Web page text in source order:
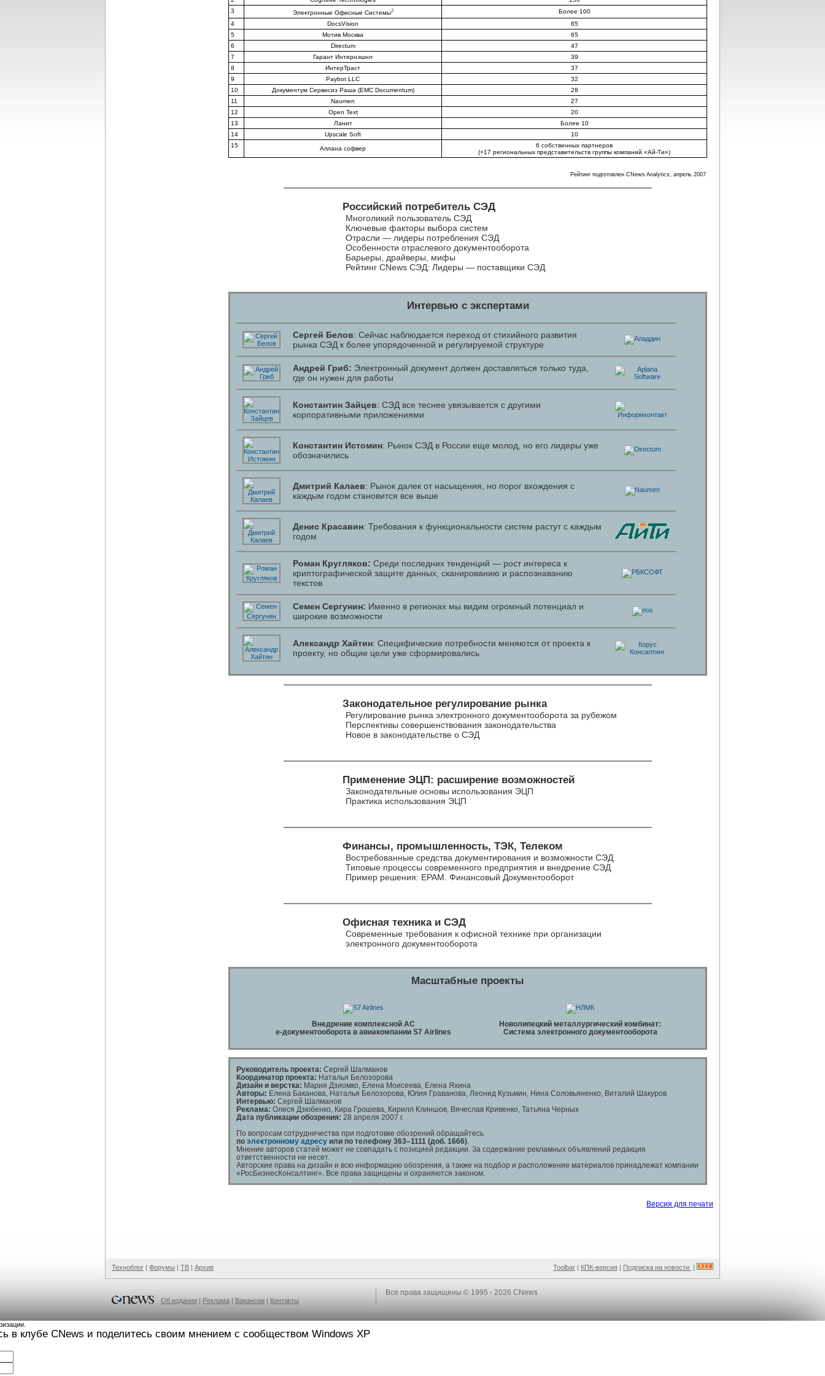
3
Электронные Офисные Системы2
Более 100
4
DocsVision
65
5
Мотив Москва
65
6
Directum
47
7
Гарант Интернэшнл
39
8
ИнтерТраст
37
9
Paybot LLC
32
10
Документум Сервисиз Раша (EMC Documentum)
28
11
Naumen
27
12
Open Text
20
13
Ланит
Более 10
14
Upscale Soft
10
15
Аплана софвер
6 собственных партнеров
(+17 региональных представительств группы компаний «Ай-Ти»)
Рейтинг подготовлен CNews Analytics, апрель 2007
Российский потребитель СЭД
Многоликий пользователь СЭД
Ключевые факторы выбора систем
Отрасли — лидеры потребления СЭД
Особенности отраслевого документооборота
Барьеры, драйверы, мифы
Рейтинг CNews СЭД: Лидеры — поставщики СЭД
Интервью с экспертами
Сергей Белов: Сейчас наблюдается переход от стихийного развития
рынка СЭД к более упорядоченной и регулируемой структуре
Андрей Гриб: Электронный документ должен доставляться только туда,
где он нужен для работы
Константин Зайцев: СЭД все теснее увязывается с другими
корпоративными приложениями
Константин Истомин: Рынок СЭД в России еще молод, но его лидеры уже
обозначились
Дмитрий Калаев: Рынок далек от насыщения, но порог вхождения с
каждым годом становится все выше
Денис Красавин: Требования к функциональности систем растут с каждым
годом
Роман Кругляков: Среди последних тенденций — рост интереса к
криптографической защите данных, сканированию и распознаванию
текстов
Семен Сергунин: Именно в регионах мы видим огромный потенциал и
широкие возможности
Александр Хайтин: Специфические потребности меняются от проекта к
проекту, но общие цели уже сформировались
Законодательное регулирование рынка
Регулирование рынка электронного документооборота за рубежом
Перспективы совершенствования законодательства
Новое в законодательстве о СЭД
Применение ЭЦП: расширение возможностей
Законодательные основы использования ЭЦП
Практика использования ЭЦП
Финансы, промышленность, ТЭК, Телеком
Востребованные средства документирования и возможности СЭД
Типовые процессы современного предприятия и внедрение СЭД
Пример решения: ЕРАМ. Финансовый Документооборот
Офисная техника и СЭД
Современные требования к офисной технике при организации
электронного документооборота
Масштабные проекты
Внедрение комплексной АС
е-документооборота в авиакомпании S7 Airlines
Новолипецкий металлургический комбинат:
Система электронного документооборота
Руководитель проекта: Cергей Шалманов
Координатор проекта: Наталья Белозорова
Дизайн и верстка: Мария Дзиомко, Елена Моисеева, Елена Яхина
Авторы: Елена Баканова, Наталья Белозорова, Юлия Граванова, Леонид Кузьмин, Нина Соловьяненко, Виталий Шакуров
Интервью: Сергей Шалманов
Реклама: Олеся Дзюбенко, Кира Грошева, Кирилл Клиншов, Вячеслав Кривенко, Татьяна Черных
Дата публикации обозрения: 28 апреля 2007 г.
По вопросам сотрудничества при подготовке обозрений обращайтесь
по электронному адресу или по телефону 363–1111 (доб. 1666)
Мнение авторов статей может не совпадать с позицией редакции. За содержание рекламных объявлений редакция
ответственности не несет.
Авторские права на дизайн и всю информацию обозрения, а также на подбор и расположение материалов принадлежат компании
«РосБизнесКонсалтинг». Все права защищены и охраняются законом.
Версия для печати
Техноблог | Форумы | ТВ | Архив Toolbar | КПК-версия | Подписка на новости |
Об издании | Реклама | Вакансии | Контакты
Все права защищены © 1995 - 2026 CNews
в клубе CNews и поделитесь своим мнением с сообществом Windows XP